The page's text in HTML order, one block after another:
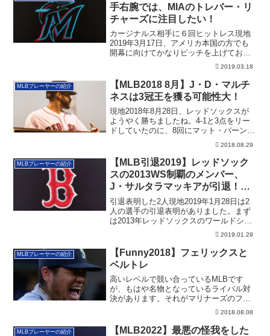
手右腕では、MIAのトレバー・リ
チャーズに注目したい！
カージナルス相手に６回ヒットレス現地
2019年3月17日、アメリカ本国の方でも
開幕に向けてかなりピッチを上げており
2019.03.18
MLBプレーヤーの紹介
【MLB2018 8月】J・D・マルチ
ネスは3冠王を獲る可能性大！
現地2018年8月28日、レッドソックスが
ようやく勝ちましたね。4-1と3点をリー
ドしていたのに、8回にマット・バーン
2018.08.29
MLBプレーヤーの紹介
【MLB引退2019】レッドソック
スの2013WS制覇のメンバー、
J・サルタラマッキアが引退！
D・ジーも引退を表明
引退表明した2人現地2019年1月28日は2
人の選手の引退表明がありました。まず
は2013年レッドソックスのワールドシ
2019.01.29
MLBプレーヤーの紹介
【Funny2018】フェリックスと
ベルトレ
高いレベルで競い合っているMLBです
が、もはや名物となっているライバル対
決があります。それがマリナーズのフェ
2018.08.08
MLBプレーヤーの紹介
【MLB2022】最悪の怪我をした